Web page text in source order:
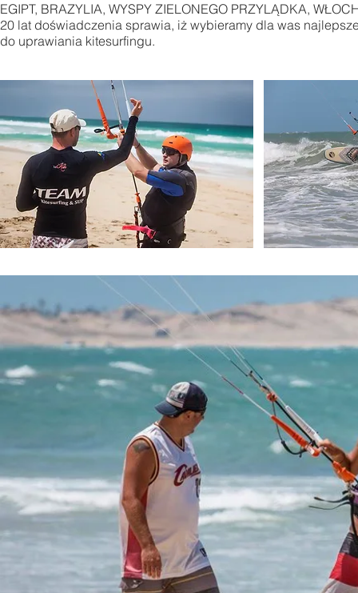
EGIPT, BRAZYLIA, WYSPY ZIELONEGO PRZYLĄDKA,
20 lat doświadczenia sprawia, iż wybieramy dla was
do uprawiania kitesurfingu.